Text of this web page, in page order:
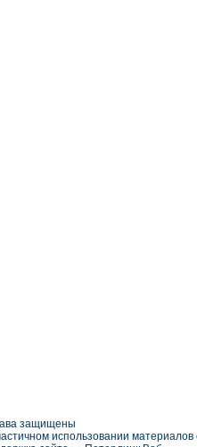
защищены
использовании